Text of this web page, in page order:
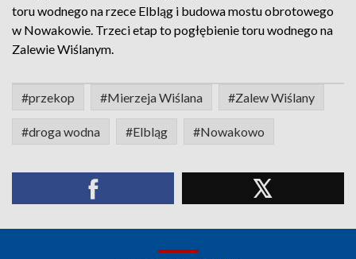
toru wodnego na rzece Elbląg i budowa mostu obrotowego
w Nowakowie. Trzeci etap to pogłębienie toru wodnego na
Zalewie Wiślanym.
#przekop #Mierzeja Wiślana #Zalew Wiślany
#droga wodna #Elbląg #Nowakowo